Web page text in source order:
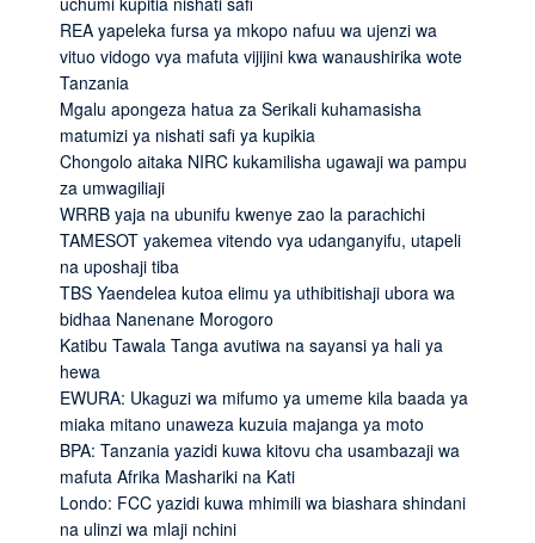
REA yapeleka fursa ya mkopo nafuu wa ujenzi wa
vituo vidogo vya mafuta vijijini kwa wanaushirika wote
Tanzania
Mgalu apongeza hatua za Serikali kuhamasisha
matumizi ya nishati safi ya kupikia
Chongolo aitaka NIRC kukamilisha ugawaji wa pampu
za umwagiliaji
WRRB yaja na ubunifu kwenye zao la parachichi
TAMESOT yakemea vitendo vya udanganyifu, utapeli
na uposhaji tiba
TBS Yaendelea kutoa elimu ya uthibitishaji ubora wa
bidhaa Nanenane Morogoro
Katibu Tawala Tanga avutiwa na sayansi ya hali ya
hewa
EWURA: Ukaguzi wa mifumo ya umeme kila baada ya
miaka mitano unaweza kuzuia majanga ya moto
BPA: Tanzania yazidi kuwa kitovu cha usambazaji wa
mafuta Afrika Mashariki na Kati
Londo: FCC yazidi kuwa mhimili wa biashara shindani
na ulinzi wa mlaji nchini